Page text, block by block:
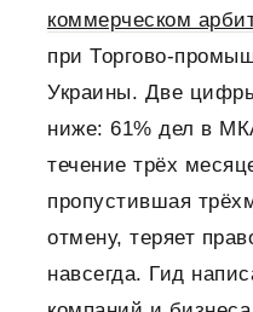
коммерческом
при Торгово-
Украины. Две
ниже: 61% дел в
течение трёх
пропустившая
отмену, теряет
навсегда. Гид